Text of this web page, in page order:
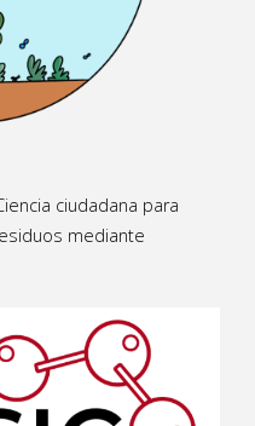
ciudadana para
mediante